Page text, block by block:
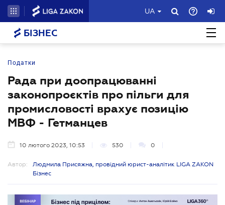
UA
БІЗНЕС
Податки
Рада при доопрацюванні
законопроєктів про пільги для
промисловості врахує позицію
МВФ - Гетманцев
10 лютого 2023, 10:53 530 0
Автор:
Людмила Присяжна, провідний юрист-аналітик LIGA ZAKON
Бізнес